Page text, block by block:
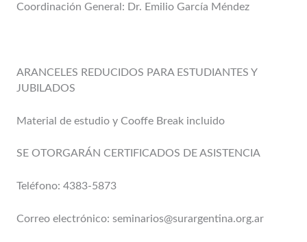
Coordinación General: Dr. Emilio García Méndez
ARANCELES REDUCIDOS PARA ESTUDIANTES Y
JUBILADOS
Material de estudio y Cooffe Break incluido
SE OTORGARÁN CERTIFICADOS DE ASISTENCIA
Teléfono: 4383-5873
Correo electrónico: seminarios@surargentina.org.ar